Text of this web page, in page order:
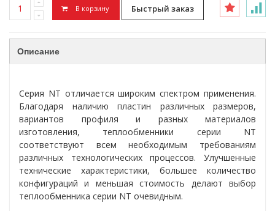
В корзину Быстрый заказ
Описание
Серия NT отличается широким спектром применения.
Благодаря наличию пластин различных размеров,
вариантов профиля и разных материалов
изготовления, теплообменники серии NT
соответствуют всем необходимым требованиям
различных технологических процессов. Улучшенные
технические характеристики, большее количество
конфигураций и меньшая стоимость делают выбор
теплообменника серии NT очевидным.